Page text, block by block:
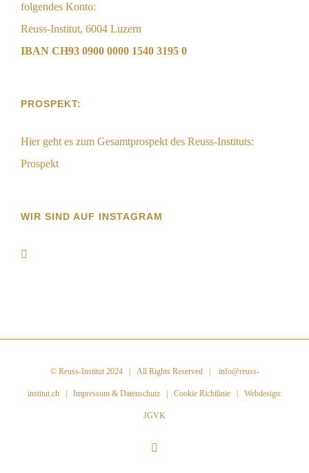
folgendes Konto:
Reuss-Institut, 6004 Luzern
IBAN CH93 0900 0000 1540 3195 0
PROSPEKT:
Hier geht es zum Gesamtprospekt des Reuss-Instituts:
Prospekt
WIR SIND AUF INSTAGRAM
© Reuss-Institut 2024| All Rights Reserved | info@reuss-
institut.ch| Impressum & Datenschutz| Cookie Richtlinie| Webdesign:
JGVK